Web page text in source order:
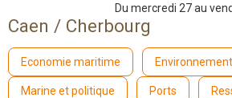
Du mercredi 27 au
Caen / Cherbourg
Economie maritime Environnement
Marine et politique Ports